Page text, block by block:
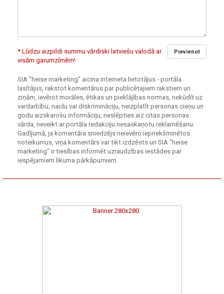
Pievienot
* Lūdzu aizpildi summu vārdiski latviešu valodā ar
visām garumzīmēm!
SIA "heise marketing" aicina interneta lietotājus - portāla
lasītājus, rakstot komentārus par publicētajiem rakstiem un
ziņām, ievērot morāles, ētikas un pieklājības normas, nekūdīt uz
vardarbību, naidu vai diskrimināciju, neizplatīt personas cieņu un
godu aizskarošu informāciju, neslēpties aiz citas personas
vārda, neveikt ar portāla redakciju nesaskaņotu reklamēšanu.
Gadījumā, ja komentāra sniedzējs neievēro iepriekšminētos
noteikumus, viņa komentārs var tikt izdzēsts un SIA "heise
marketing" ir tiesības informēt uzraudzības iestādes par
iespējamiem likuma pārkāpumiem.